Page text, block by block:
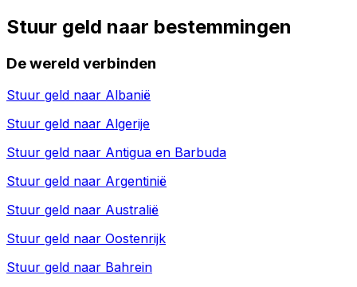
Stuur geld naar bestemmingen
De wereld verbinden
Stuur geld naar Albanië
Stuur geld naar Algerije
Stuur geld naar Antigua en Barbuda
Stuur geld naar Argentinië
Stuur geld naar Australië
Stuur geld naar Oostenrijk
Stuur geld naar Bahrein